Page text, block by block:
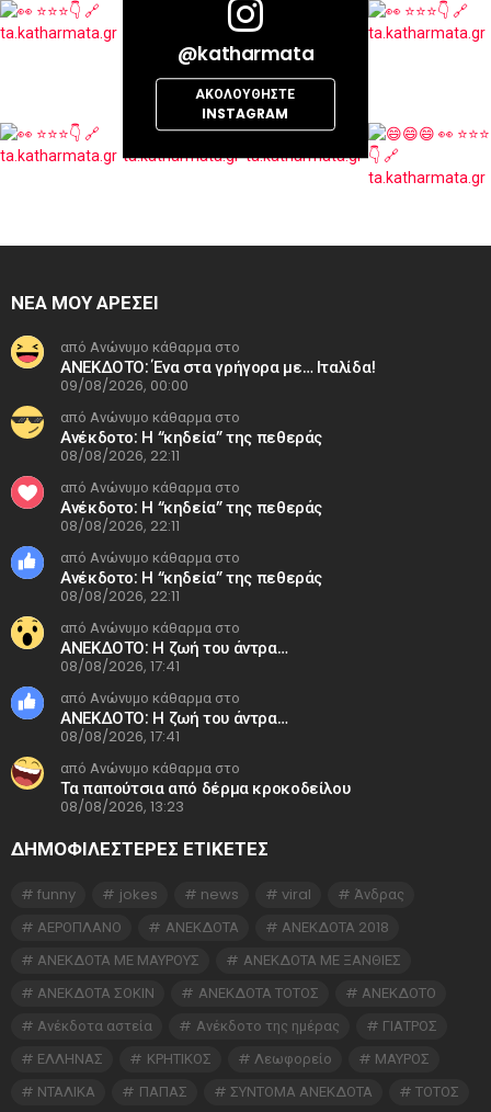
@katharmata
ΑΚΟΛΟΥΘΉΣΤΕ
INSTAGRAM
ΝΕΑ ΜΟΥ ΑΡΕΣΕΙ
από Ανώνυμο κάθαρμα στο
ΑΝΕΚΔΟΤΟ: Ένα στα γρήγορα με… Ιταλίδα!
09/08/2026, 00:00
από Ανώνυμο κάθαρμα στο
Ανέκδοτο: Η “κηδεία” της πεθεράς
08/08/2026, 22:11
από Ανώνυμο κάθαρμα στο
Ανέκδοτο: Η “κηδεία” της πεθεράς
08/08/2026, 22:11
από Ανώνυμο κάθαρμα στο
Ανέκδοτο: Η “κηδεία” της πεθεράς
08/08/2026, 22:11
από Ανώνυμο κάθαρμα στο
ΑΝΕΚΔΟΤΟ: Η ζωή του άντρα…
08/08/2026, 17:41
από Ανώνυμο κάθαρμα στο
ΑΝΕΚΔΟΤΟ: Η ζωή του άντρα…
08/08/2026, 17:41
από Ανώνυμο κάθαρμα στο
Τα παπούτσια από δέρμα κροκοδείλου
08/08/2026, 13:23
ΔΗΜΟΦΙΛΕΣΤΕΡΕΣ ΕΤΙΚΈΤΕΣ
funny jokes news viral
Άνδρας
ΑΕΡΟΠΛΑΝΟ
ΑΝΕΚΔΟΤΑ
ΑΝΕΚΔΟΤΑ 2018
ΑΝΕΚΔΟΤΑ ΜΕ ΜΑΥΡΟΥΣ
ΑΝΕΚΔΟΤΑ ΜΕ ΞΑΝΘΙΕΣ
ΑΝΕΚΔΟΤΑ ΣΟΚΙΝ
ΑΝΕΚΔΟΤΑ ΤΟΤΟΣ
ΑΝΕΚΔΟΤΟ
Ανέκδοτα αστεία
Ανέκδοτο της ημέρας
ΓΙΑΤΡΟΣ
ΕΛΛΗΝΑΣ
ΚΡΗΤΙΚΟΣ Λεωφορείο
ΜΑΥΡΟΣ
ΝΤΑΛΙΚΑ
ΠΑΠΑΣ ΣΥΝΤΟΜΑ ΑΝΕΚΔΟΤΑ
ΤΟΤΟΣ